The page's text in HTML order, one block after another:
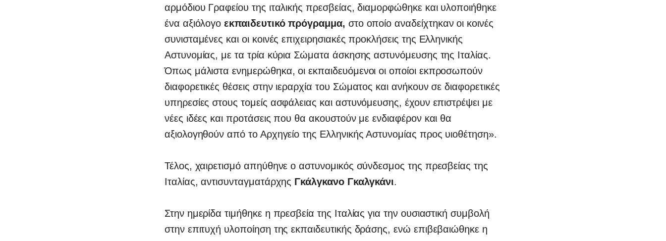
αρμόδιου Γραφείου της ιταλικής πρεσβείας, διαμορφώθηκε και υλοποιήθηκε
ένα αξιόλογοεκπαιδευτικό πρόγραμμα, στο οποίο αναδείχτηκαν οι κοινές
συνισταμένες και οι κοινές επιχειρησιακές προκλήσεις της Ελληνικής
Αστυνομίας, με τα τρία κύρια Σώματα άσκησης αστυνόμευσης της Ιταλίας.
Όπως μάλιστα ενημερώθηκα, οι εκπαιδευόμενοι οι οποίοι εκπροσωπούν
διαφορετικές θέσεις στην ιεραρχία του Σώματος και ανήκουν σε διαφορετικές
υπηρεσίες στους τομείς ασφάλειας και αστυνόμευσης, έχουν επιστρέψει με
νέες ιδέες και προτάσεις που θα ακουστούν με ενδιαφέρον και θα
αξιολογηθούν από το Αρχηγείο της Ελληνικής Αστυνομίας προς υιοθέτηση».
Τέλος, χαιρετισμό απηύθηνε ο αστυνομικός σύνδεσμος της πρεσβείας της
Ιταλίας, αντισυνταγματάρχης Γκάλγκανο Γκαλγκάνι.
Στην ημερίδα τιμήθηκε η πρεσβεία της Ιταλίας για την ουσιαστική συμβολή
στην επιτυχή υλοποίηση της εκπαιδευτικής δράσης, ενώ επιβεβαιώθηκε η